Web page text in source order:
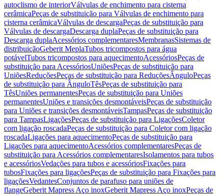
autoclismo de interiorVálvulas de enchimento para cisterna
cerâmicaPeças de substituição para Válvulas de enchimento para
cisterna cerâmicaVálvulas de descargaPeças de substituição para
Válvulas de descargaDescarga duplaPeças de substituição para
Descarga duplaAcessórios complementaresMembranasSistemas de
distribuiçãoGeberit MeplaTubos tricompostos para água
potávelTubos tricompostos para aquecimentoAcessóriosPeças de
substituição para AcessóriosUniõesPeças de substituição para
UniõesReduçõesPeças de substituição para ReduçõesÂnguloPeças
de substituição para ÂnguloTêsPeças de substituição para
TêsUniões permanentesPeças de substituição para Uniões
permanentesUniões e transições desmontáveisPeças de substituição
para Uniões e transições desmontáveisTampasPeças de substituição
para TampasLigaçõesPeças de substituição para LigaçõesColetor
com ligação roscadaPeças de substituição para Coletor com ligação
roscadaLigações para aquecimentoPeças de substituição para
Ligações para aquecimentoAcessórios complementaresPeças de
substituição para Acessórios complementaresIsolamentos para tubos
e acessóriosVedações para tubos e acessóriosFixações para
tubosFixações para ligaçõesPeças de substituição para Fixações para
ligaçõesVedantesConjuntos de parafuso para uniões de
flangeGeberit Mapress Aço inoxGeberit Mapress Aço inoxPeças de